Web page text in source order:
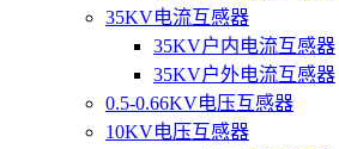
35KV电流互感器
35KV户内电流互感器
35KV户外电流互感器
0.5-0.66KV电压互感器
10KV电压互感器